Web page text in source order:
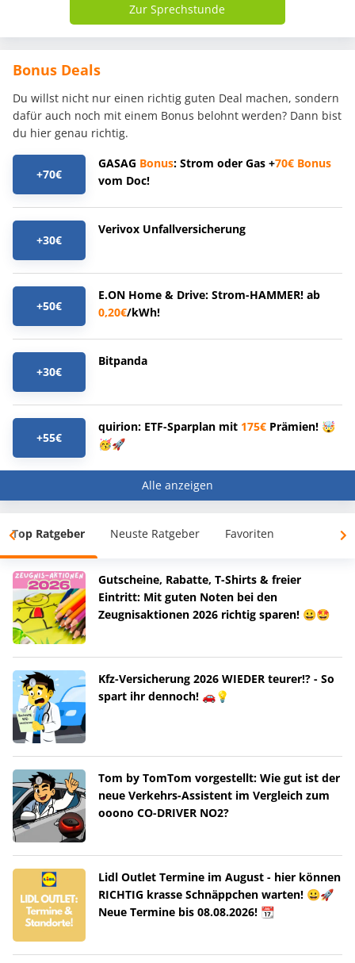
Zur Sprechstunde
Bonus Deals
Du willst nicht nur einen richtig guten Deal machen, sondern
dafür auch noch mit einem Bonus belohnt werden? Dann bist
du hier genau richtig.
+70€
GASAG Bonus: Strom oder Gas +70€ Bonus
vom Doc!
+30€
Verivox Unfallversicherung
+50€
E.ON Home & Drive: Strom-HAMMER! ab
0,20€/kWh!
+30€
Bitpanda
+55€
quirion: ETF-Sparplan mit 175€ Prämien! 🤯
🥳🚀
Alle anzeigen
Top Ratgeber Neuste Ratgeber Favoriten
Gutscheine, Rabatte, T-Shirts & freier
Eintritt: Mit guten Noten bei den
Zeugnisaktionen 2026 richtig sparen! 😀🤩
Kfz-Versicherung 2026 WIEDER teurer!? - So
spart ihr dennoch! 🚗💡
Tom by TomTom vorgestellt: Wie gut ist der
neue Verkehrs-Assistent im Vergleich zum
ooono CO-DRIVER NO2?
Lidl Outlet Termine im August - hier können
RICHTIG krasse Schnäppchen warten! 😀🚀
Neue Termine bis 08.08.2026! 📆